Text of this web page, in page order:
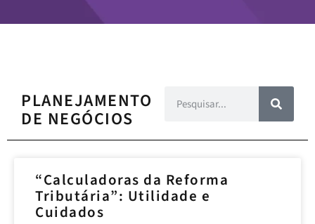
PLANEJAMENTO
DE NEGÓCIOS
“Calculadoras da Reforma
Tributária”: Utilidade e
Cuidados